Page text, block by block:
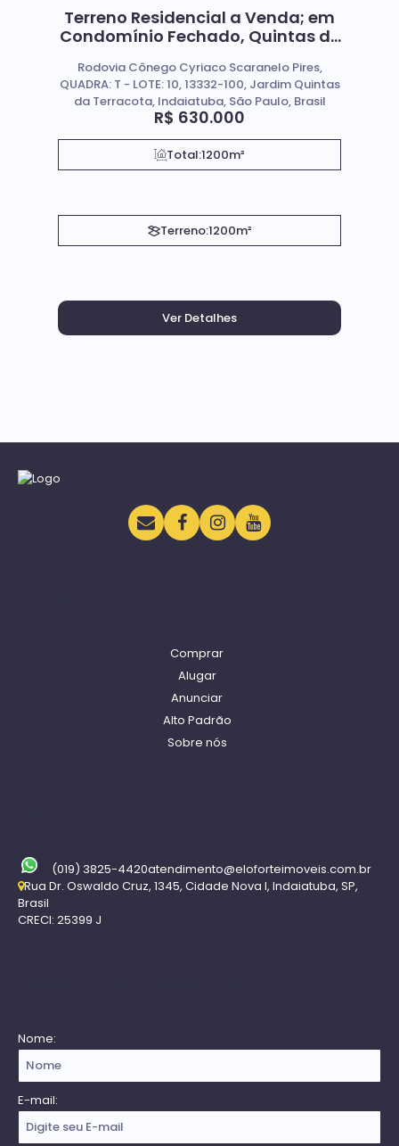
Terreno Residencial a Venda; em
Condomínio Fechado, Quintas de
R$ 630.000
Rodovia Cônego Cyriaco Scaranelo Pires,
QUADRA: T - LOTE: 10, 13332-100, Jardim Quintas
da Terracota, Indaiatuba, São Paulo, Brasil
Total:1200m²
Terreno:1200m²
Comprar
Alugar
Anunciar
Alto Padrão
Sobre nós
(019) 3825-4420atendimento@eloforteimoveis.com.br
Rua Dr. Oswaldo Cruz, 1345, Cidade Nova I, Indaiatuba, SP,
Brasil
CRECI: 25399 J
Nome:
E-mail: